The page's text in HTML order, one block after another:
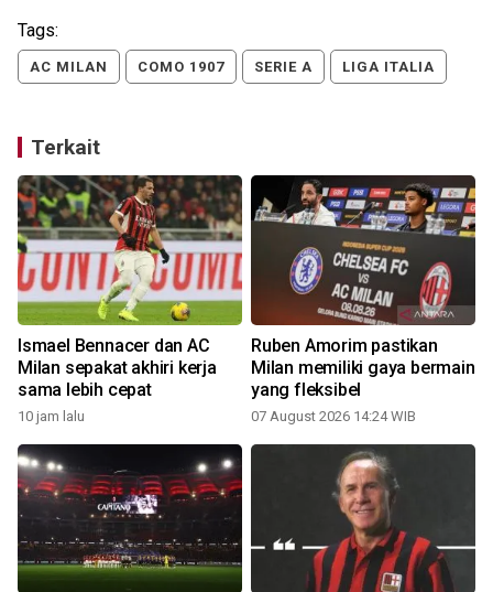
Tags:
AC MILAN COMO 1907 SERIE A LIGA ITALIA
Terkait
Ismael Bennacer dan AC
Milan sepakat akhiri kerja
sama lebih cepat
10 jam lalu
Ruben Amorim pastikan
Milan memiliki gaya bermain
yang fleksibel
07 August 2026 14:24 WIB